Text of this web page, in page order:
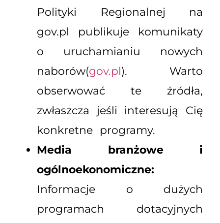
Polityki Regionalnej na
gov.pl publikuje komunikaty
o uruchamianiu nowych
naborów(gov.pl). Warto
obserwować te źródła,
zwłaszcza jeśli interesują Cię
konkretne programy.
Media branżowe i
ogólnoekonomiczne:
Informacje o dużych
programach dotacyjnych